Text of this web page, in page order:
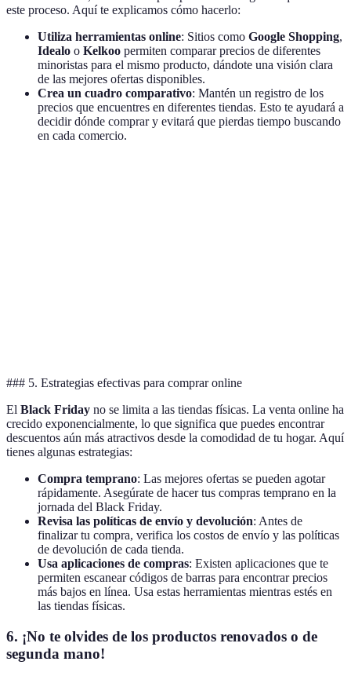
este proceso. Aquí te explicamos cómo hacerlo:
Utiliza herramientas online: Sitios como Google Shopping,
Idealo o Kelkoo permiten comparar precios de diferentes
minoristas para el mismo producto, dándote una visión clara
de las mejores ofertas disponibles.
Crea un cuadro comparativo: Mantén un registro de los
precios que encuentres en diferentes tiendas. Esto te ayudará a
decidir dónde comprar y evitará que pierdas tiempo buscando
en cada comercio.
### 5. Estrategias efectivas para comprar online
El Black Friday no se limita a las tiendas físicas. La venta online ha
crecido exponencialmente, lo que significa que puedes encontrar
descuentos aún más atractivos desde la comodidad de tu hogar. Aquí
tienes algunas estrategias:
Compra temprano: Las mejores ofertas se pueden agotar
rápidamente. Asegúrate de hacer tus compras temprano en la
jornada del Black Friday.
Revisa las políticas de envío y devolución: Antes de
finalizar tu compra, verifica los costos de envío y las políticas
de devolución de cada tienda.
Usa aplicaciones de compras: Existen aplicaciones que te
permiten escanear códigos de barras para encontrar precios
más bajos en línea. Usa estas herramientas mientras estés en
las tiendas físicas.
6. ¡No te olvides de los productos renovados o de
segunda mano!